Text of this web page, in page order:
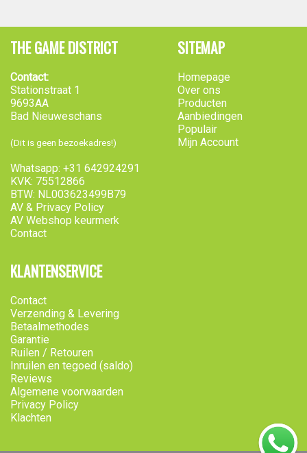
THE GAME DISTRICT
Contact:
Stationstraat 1
9693AA
Bad Nieuweschans
(Dit is geen bezoekadres!)
Whatsapp: +31 642924291
KVK: 75512866
BTW: NL003623499B79
AV & Privacy Policy
AV Webshop keurmerk
Contact
SITEMAP
Homepage
Over ons
Producten
Aanbiedingen
Populair
Mijn Account
KLANTENSERVICE
Contact
Verzending & Levering
Betaalmethodes
Garantie
Ruilen / Retouren
Inruilen en tegoed (saldo)
Reviews
Algemene voorwaarden
Privacy Policy
Klachten